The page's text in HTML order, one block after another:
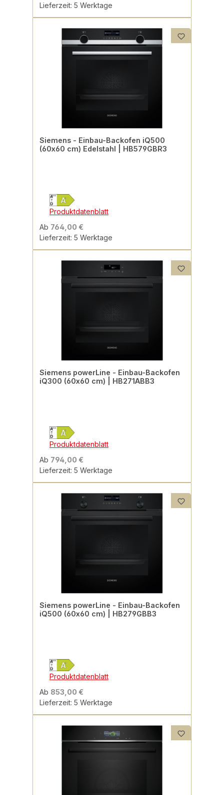
Lieferzeit: 5 Werktage
Siemens - Einbau-Backofen iQ500
(60x60 cm) Edelstahl | HB579GBR3
Produktdatenblatt
Ab 764,00 €
Lieferzeit: 5 Werktage
Siemens powerLine - Einbau-Backofen
iQ300 (60x60 cm) | HB271ABB3
Produktdatenblatt
Ab 794,00 €
Lieferzeit: 5 Werktage
Siemens powerLine - Einbau-Backofen
iQ500 (60x60 cm) | HB279GBB3
Produktdatenblatt
Ab 853,00 €
Lieferzeit: 5 Werktage